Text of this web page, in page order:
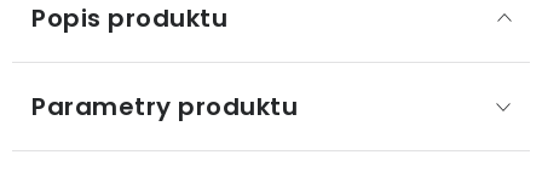
Popis produktu
Parametry produktu